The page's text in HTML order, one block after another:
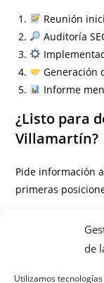
de
Utilizamos
Reunión
Auditoría
Generación
Informe
¿Listo para
Villamartín?
Pide información
primeras
Preguntas
¿Cuánto